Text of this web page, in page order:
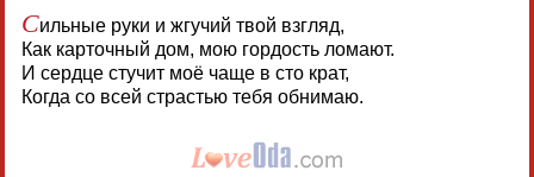
Сильные руки и жгучий твой взгляд,
Как карточный дом, мою гордость ломают.
И сердце стучит моё чаще в сто крат,
Когда со всей страстью тебя обнимаю.